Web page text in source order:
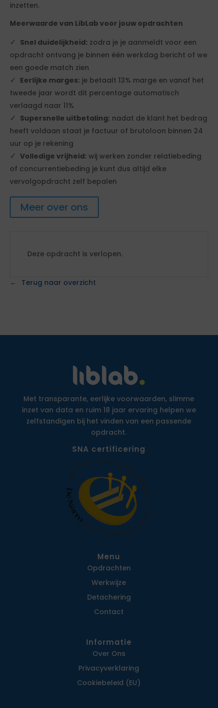
inzetten.
Meerwaarde van LibLab voor jouw opdrachten
Snel duidelijkheid: zodra je je aanmeldt voor een
opdracht ontvang je binnen één werkdag bericht of we
een goede match zien
Eerlijke marges: je betaalt 13% marge en vanaf het
tweede jaar wordt dit percentage automatisch
verlaagd naar 11%
Supersnelle uitbetaling: nadat de klant het bedrag
heeft voldaan staat je factuur of brutoloon binnen 24
uur op je rekening
Volledige vrijheid: wij werken zonder relatiebeding
of concurrentiebeding je kunt dus altijd elke
vervolgopdracht zelf bepalen
Meer over ons
Deze opdracht is verlopen.
Terug naar overzicht
Met transparante, eerlijke voorwaarden, slimme
inzet van data en ruim 18 jaar ervaring helpen we
zelfstandigen bij het vinden van een passende
opdracht.
SNA certificering
Menu
Opdrachten
Werkwijze
Detachering
Contact
Informatie
Over Ons
Privacy­verklaring
Cookiebeleid (EU)